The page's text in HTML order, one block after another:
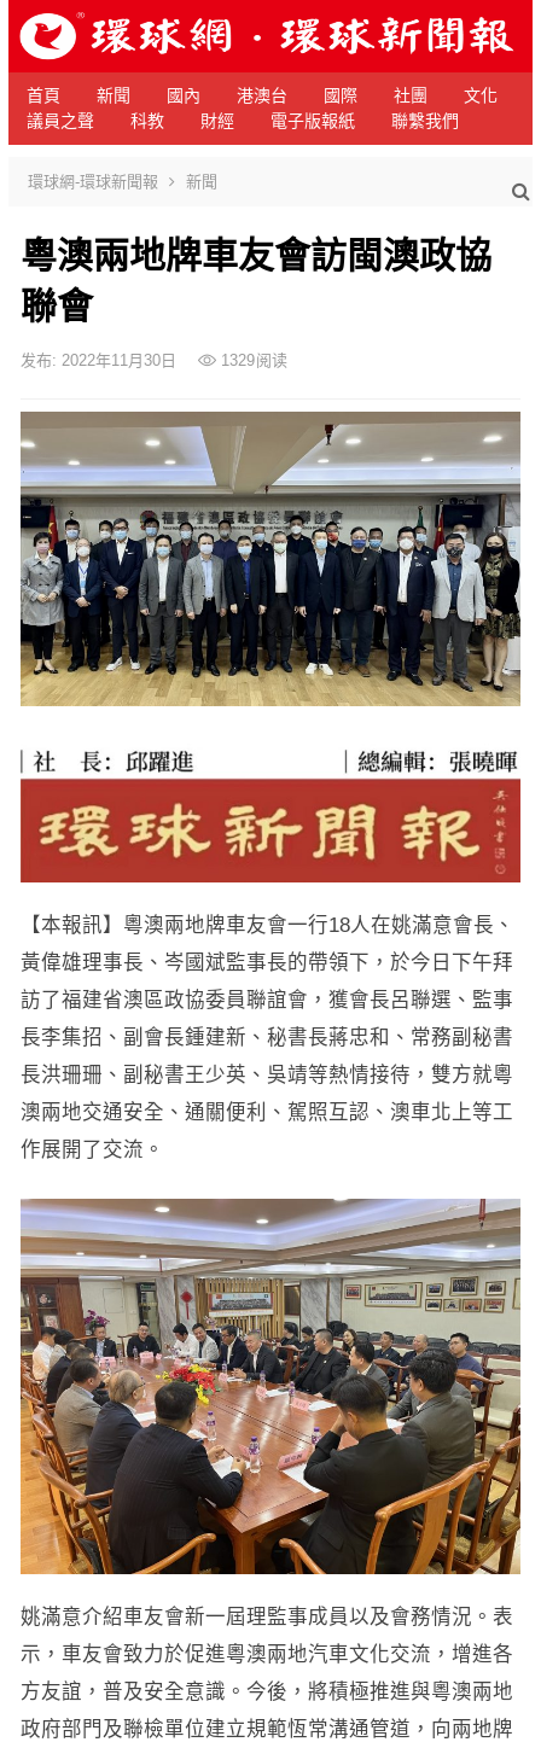
首頁 新聞 國內 港澳台 國際 社團
文化
議員之聲
科教 財經 電子版報紙 聯繫我們
環球網-環球新聞報 新聞
粵澳兩地牌車友會訪閩澳政協
聯會
发布: 2022年11月30日 1329阅读
【本報訊】粵澳兩地牌車友會一行18人在姚滿意會長、
黃偉雄理事長、岑國斌監事長的帶領下，於今日下午拜
訪了福建省澳區政協委員聯誼會，獲會長呂聯選、監事
長李集招、副會長鍾建新、秘書長蔣忠和、常務副秘書
長洪珊珊、副秘書王少英、吳靖等熱情接待，雙方就粵
澳兩地交通安全、通關便利、駕照互認、澳車北上等工
作展開了交流。
姚滿意介紹車友會新一屆理監事成員以及會務情況。表
示，車友會致力於促進粵澳兩地汽車文化交流，增進各
方友誼，普及安全意識。今後，將積極推進與粵澳兩地
政府部門及聯檢單位建立規範恆常溝通管道，向兩地牌